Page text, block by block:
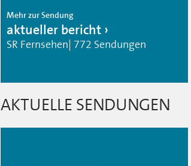
Mehr zur Sendung
aktueller bericht
SR Fernsehen| 772 Sendungen
AKTUELLE SENDUNGEN